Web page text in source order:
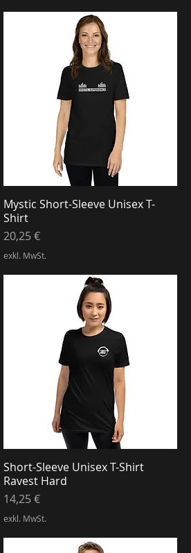
Mystic Short-Sleeve Unisex T-
Shirt
Preis
20,25 €
exkl. MwSt.
Short-Sleeve Unisex T-Shirt
Ravest Hard
Preis
14,25 €
exkl. MwSt.